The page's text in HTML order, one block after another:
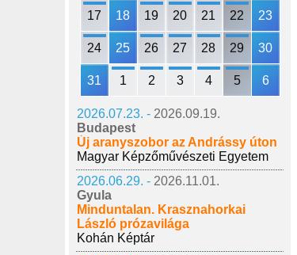
17 18 19 20 21 22 23
24 25 26 27 28 29 30
31 1 2 3 4 5 6
2026.07.23. - 2026.09.19.
Budapest
Új aranyszobor az Andrássy úton
Magyar Képzőművészeti Egyetem
2026.06.29. - 2026.11.01.
Gyula
Minduntalan. Krasznahorkai
László prózavilága
Kohán Képtár